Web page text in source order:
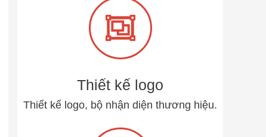
Thiết kế logo
Thiết kế logo, bộ nhận diện thương hiệu.